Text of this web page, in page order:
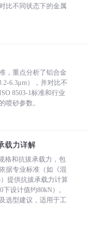
比不同状态下的金属
，重点分析了铝合金
6.3μm），并对比不
8503-1标准和行业
喷砂参数。
载力详解
格和抗拔承载力，包
据专业标准（如《混
提供抗拔承载力计算
设计值约80kN）。
选型建议，适用于工